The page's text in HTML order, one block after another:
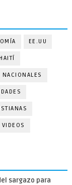
EE.UU
HAITÍ
NACIONALES
VIDEOS
sargazo para